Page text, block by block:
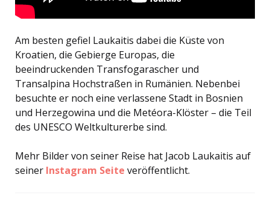
Am besten gefiel Laukaitis dabei die Küste von
Kroatien, die Gebierge Europas, die
beeindruckenden Transfogarascher und
Transalpina Hochstraßen in Rumänien. Nebenbei
besuchte er noch eine verlassene Stadt in Bosnien
und Herzegowina und die Metéora-Klöster – die Teil
des UNESCO Weltkulturerbe sind.
Mehr Bilder von seiner Reise hat Jacob Laukaitis auf
seiner Instagram Seite veröffentlicht.